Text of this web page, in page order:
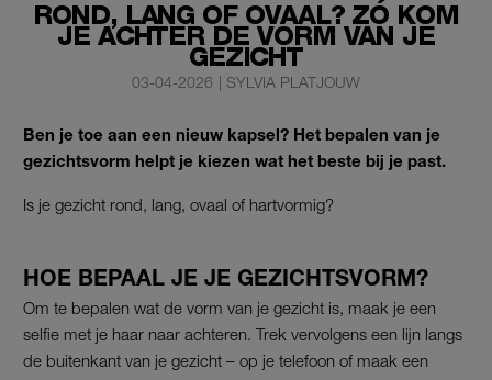
ROND, LANG OF OVAAL? ZÓ KOM
JE ACHTER DE VORM VAN JE
GEZICHT
03-04-2026 | SYLVIA PLATJOUW
Ben je toe aan een nieuw kapsel? Het bepalen van je
gezichtsvorm helpt je kiezen wat het beste bij je past.
Is je gezicht rond, lang, ovaal of hartvormig?
HOE BEPAAL JE JE GEZICHTSVORM?
Om te bepalen wat de vorm van je gezicht is, maak je een
selfie met je haar naar achteren. Trek vervolgens een lijn langs
de buitenkant van je gezicht – op je telefoon of maak een